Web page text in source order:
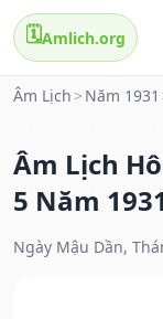
🗓️Amlich.org
Âm Lịch > Năm 1931
Âm Lịch
5 Năm 1931
Ngày Mậu Dần,